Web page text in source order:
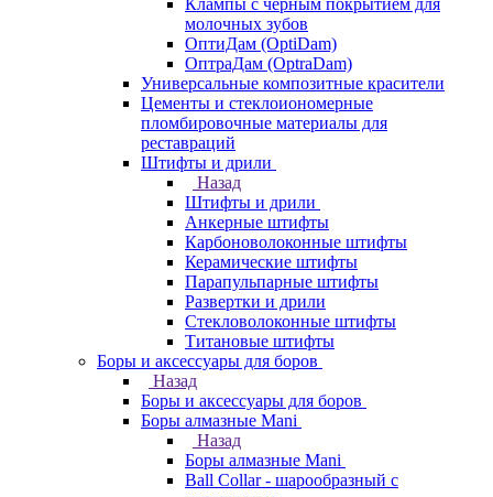
Клампы с черным покрытием для
молочных зубов
ОптиДам (OptiDam)
ОптраДам (OptraDam)
Универсальные композитные красители
Цементы и стеклоиономерные
пломбировочные материалы для
реставраций
Штифты и дрили
Назад
Штифты и дрили
Анкерные штифты
Карбоноволоконные штифты
Керамические штифты
Парапульпарные штифты
Развертки и дрили
Стекловолоконные штифты
Титановые штифты
Боры и аксессуары для боров
Назад
Боры и аксессуары для боров
Боры алмазные Mani
Назад
Боры алмазные Mani
Ball Collar - шарообразный c